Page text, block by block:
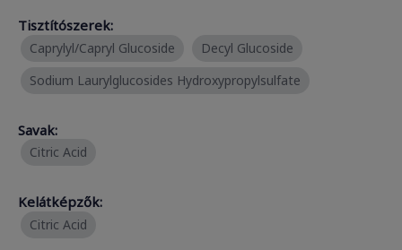
Tisztítószerek:
Caprylyl/Capryl Glucoside
Decyl Glucoside
Sodium Laurylglucosides Hydroxypropylsulfate
Savak:
Citric Acid
Kelátképzők:
Citric Acid